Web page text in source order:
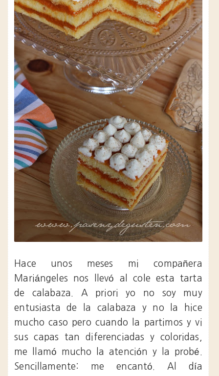
Hace unos meses mi compañera
Mariángeles nos llevó al cole esta tarta
de calabaza. A priori yo no soy muy
entusiasta de la calabaza y no la hice
mucho caso pero cuando la partimos y vi
sus capas tan diferenciadas y coloridas,
me llamó mucho la atención y la probé.
Sencillamente: me encantó. Al día